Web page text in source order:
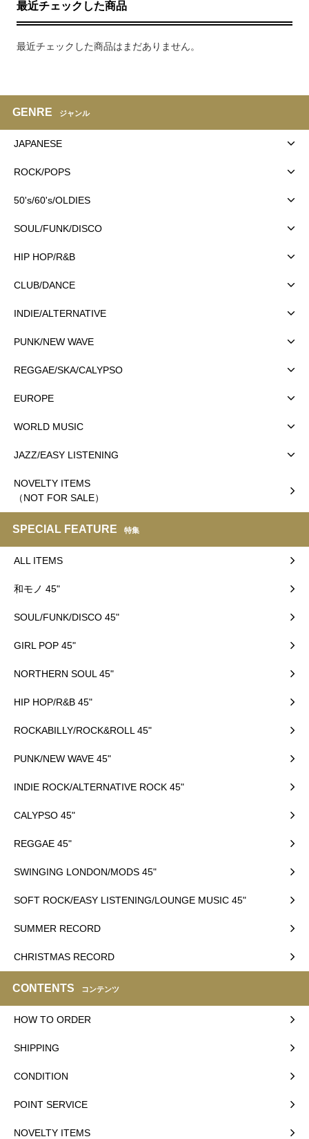
最近チェックした商品
最近チェックした商品はまだありません。
GENRE ジャンル
JAPANESE
ROCK/POPS
50's/60's/OLDIES
SOUL/FUNK/DISCO
HIP HOP/R&B
CLUB/DANCE
INDIE/ALTERNATIVE
PUNK/NEW WAVE
REGGAE/SKA/CALYPSO
EUROPE
WORLD MUSIC
JAZZ/EASY LISTENING
NOVELTY ITEMS
（NOT FOR SALE）
SPECIAL FEATURE 特集
ALL ITEMS
和モノ 45"
SOUL/FUNK/DISCO 45"
GIRL POP 45"
NORTHERN SOUL 45"
HIP HOP/R&B 45"
ROCKABILLY/ROCK&ROLL 45"
PUNK/NEW WAVE 45"
INDIE ROCK/ALTERNATIVE ROCK 45"
CALYPSO 45"
REGGAE 45"
SWINGING LONDON/MODS 45"
SOFT ROCK/EASY LISTENING/LOUNGE MUSIC 45"
SUMMER RECORD
CHRISTMAS RECORD
CONTENTS コンテンツ
HOW TO ORDER
SHIPPING
CONDITION
POINT SERVICE
NOVELTY ITEMS